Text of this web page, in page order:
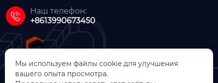

Наш телефон:
+8613990673450
Мы используем файлы cookie для улучшения
вашего опыта просмотра.